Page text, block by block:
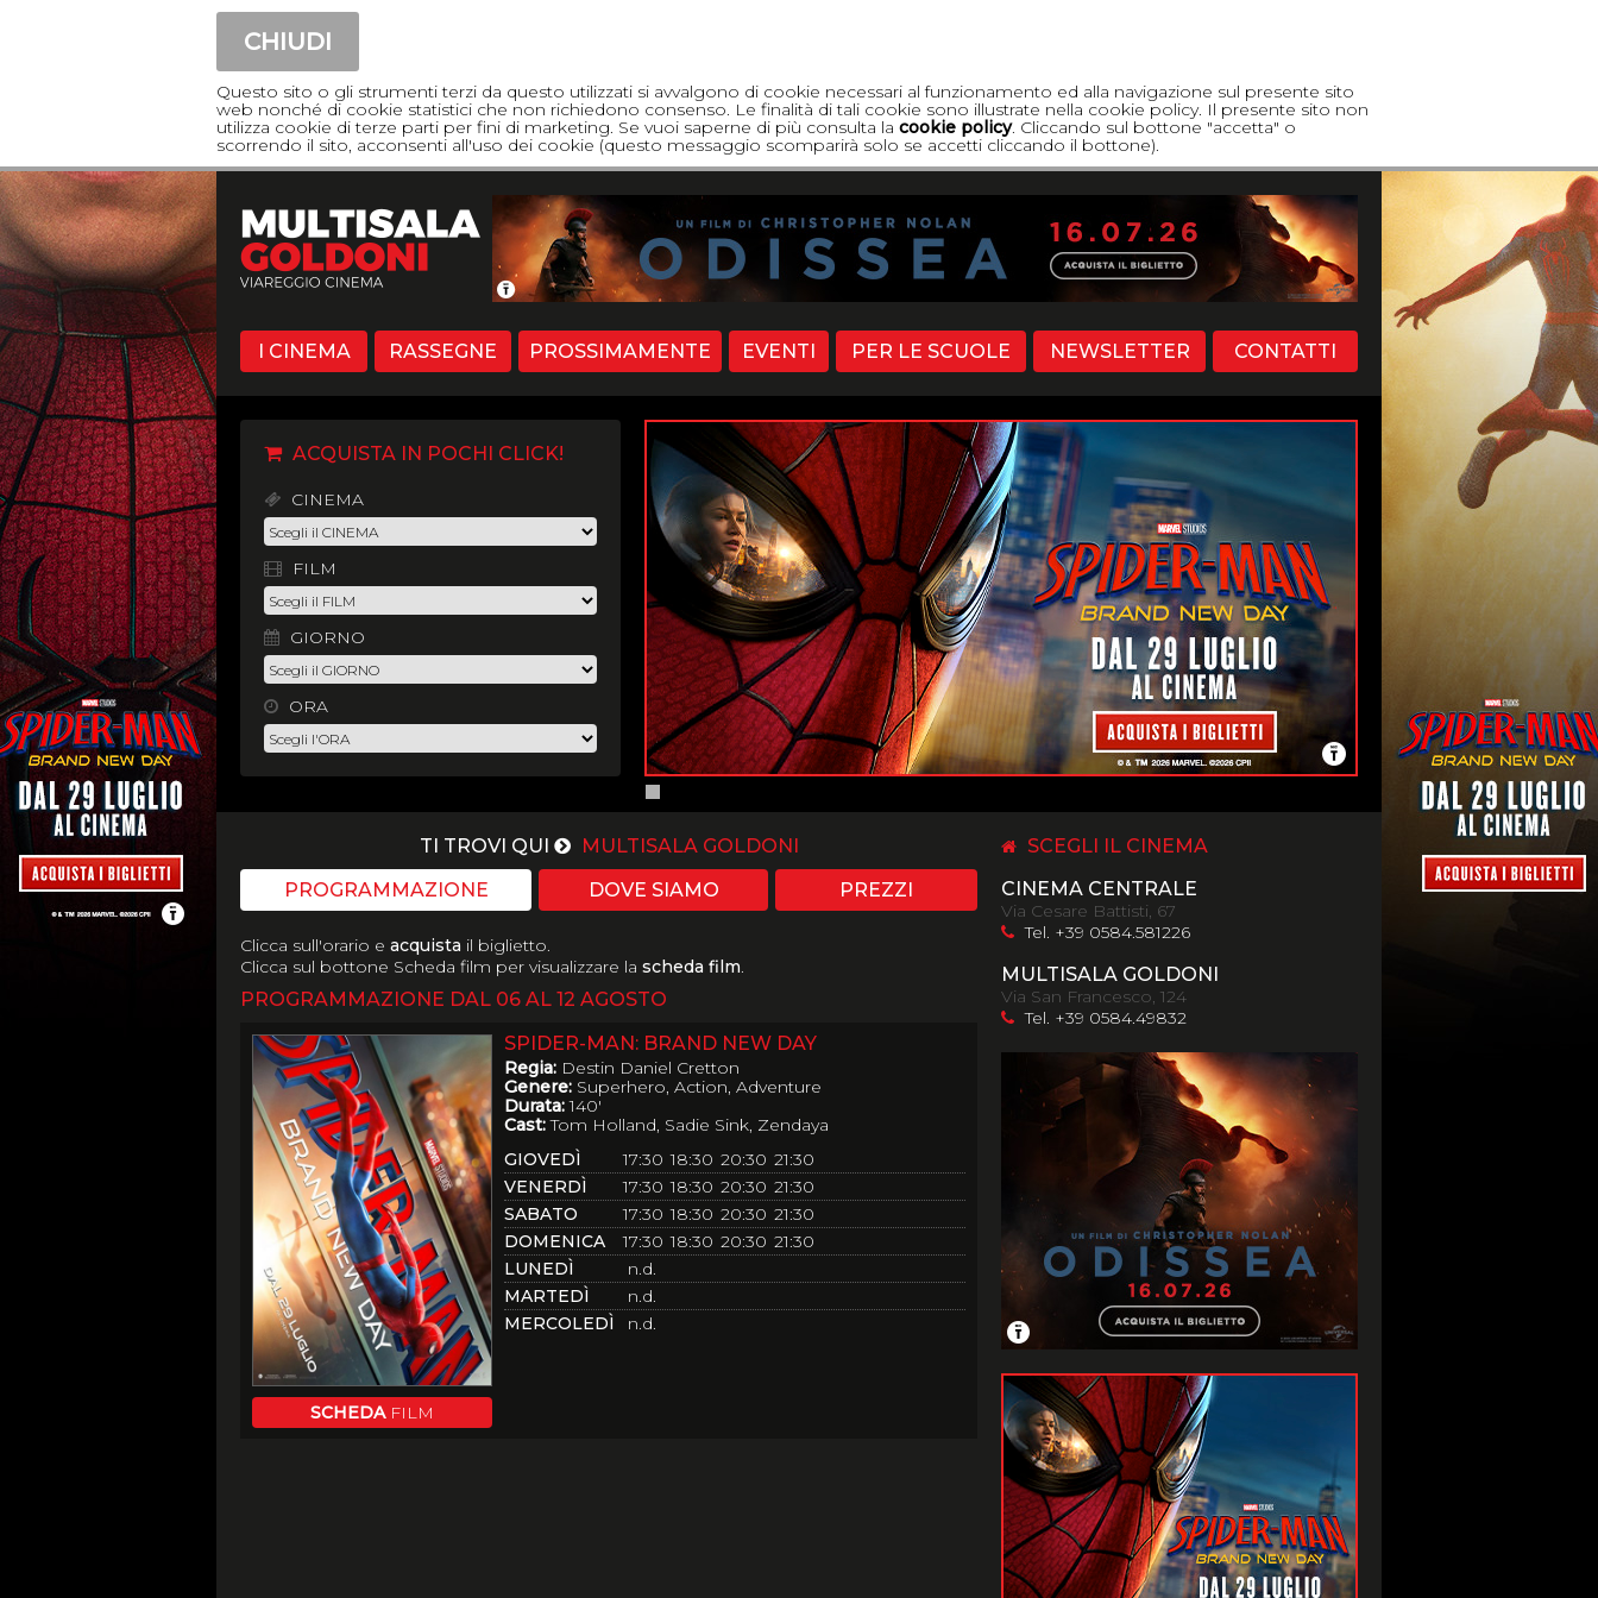
CHIUDI
Questo sito o gli strumenti terzi da questo utilizzati si avvalgono di cookie necessari al funzionamento ed alla navigazione sul presente sito
web nonché di cookie statistici che non richiedono consenso. Le finalità di tali cookie sono illustrate nella cookie policy. Il presente sito non
utilizza cookie di terze parti per fini di marketing. Se vuoi saperne di più consulta la cookie policy. Cliccando sul bottone "accetta" o
scorrendo il sito, acconsenti all'uso dei cookie (questo messaggio scomparirà solo se accetti cliccando il bottone).
I CINEMA RASSEGNE PROSSIMAMENTE EVENTI PER LE SCUOLE NEWSLETTER CONTATTI
ACQUISTA IN POCHI CLICK!
CINEMA
FILM
GIORNO
ORA
TI TROVI QUI
MULTISALA GOLDONI
PROGRAMMAZIONE
DOVE SIAMO PREZZI
Clicca sull'orario e acquista il biglietto.
Clicca sul bottone Scheda film per visualizzare la scheda film.
PROGRAMMAZIONE DAL 06 AL 12 AGOSTO
SPIDER-MAN: BRAND NEW DAY
Regia: Destin Daniel Cretton
Genere: Superhero, Action, Adventure
Durata:140'
Cast:Tom Holland, Sadie Sink, Zendaya
SCHEDAFILM
GIOVEDÌ 17:30 18:30 20:30 21:30
VENERDÌ
17:30 18:30 20:30 21:30
SABATO
17:30 18:30 20:30 21:30
DOMENICA
17:30 18:30 20:30 21:30
LUNEDÌ
n.d.
MARTEDÌ
n.d.
MERCOLEDÌ
n.d.
SCEGLI IL CINEMA
CINEMA CENTRALE
Via Cesare Battisti, 67
Tel. +39 0584.581226
MULTISALA GOLDONI
Via San Francesco, 124
Tel. +39 0584.49832